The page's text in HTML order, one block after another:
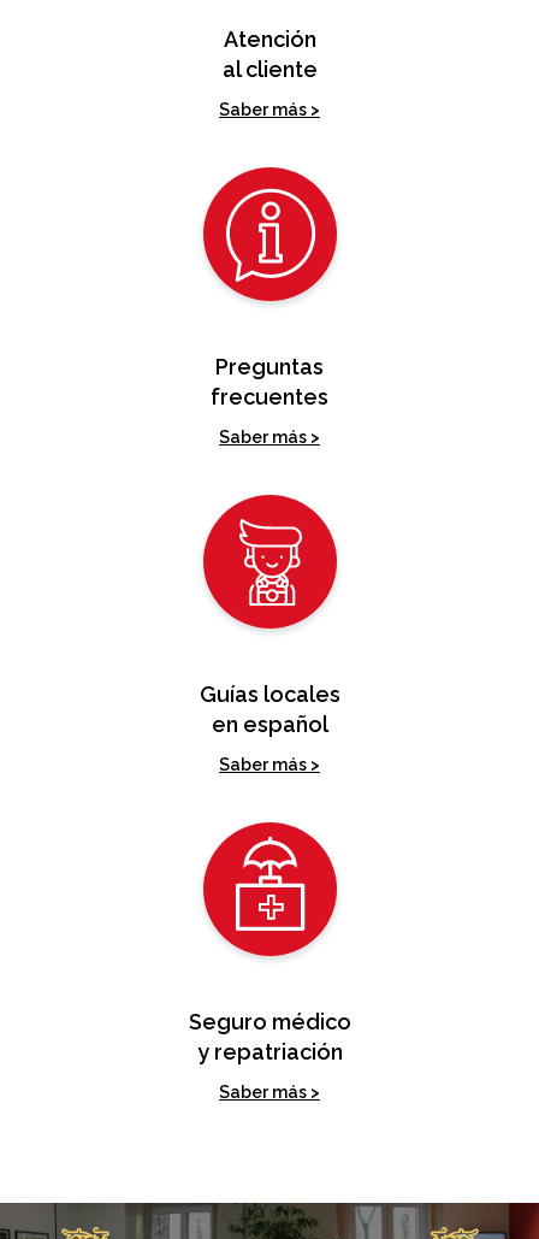
Atención
al cliente
Saber más >
Preguntas
frecuentes
Saber más >
Guías locales
en español
Saber más >
Seguro médico
y repatriación
Saber más >